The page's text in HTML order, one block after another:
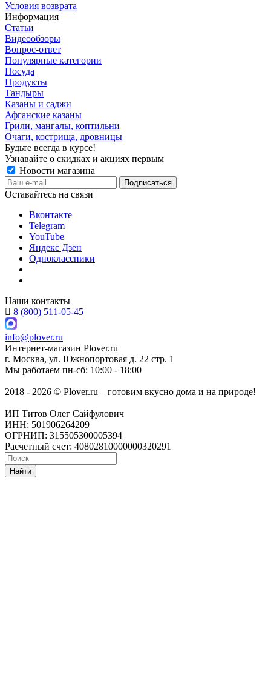
Условия возврата
Информация
Статьи
Видеообзоры
Вопрос-ответ
Популярные категории
Посуда
Продукты
Тандыры
Казаны и саджи
Афганские казаны
Грили, мангалы, коптильни
Очаги, кострища, дровницы
Будьте всегда в курсе!
Узнавайте о скидках и акциях первым
Новости магазина
Оставайтесь на связи
Вконтакте
Telegram
YouTube
Яндекс Дзен
Одноклассники
Наши контакты
8 (800) 511-05-45
info@plover.ru
Интернет-магазин Plover.ru
г. Москва, ул. Южнопортовая д. 22 стр. 1
Мы работаем пн-сб: 10:00 - 18:00
2018 - 2026 © Plover.ru – готовим вкусно дома и на природе!
ИП Титов Олег Сайфулович
ИНН: 501906264209
ОГРНИП: 315505300005394
Расчетный счет: 40802810000000320291
Найти